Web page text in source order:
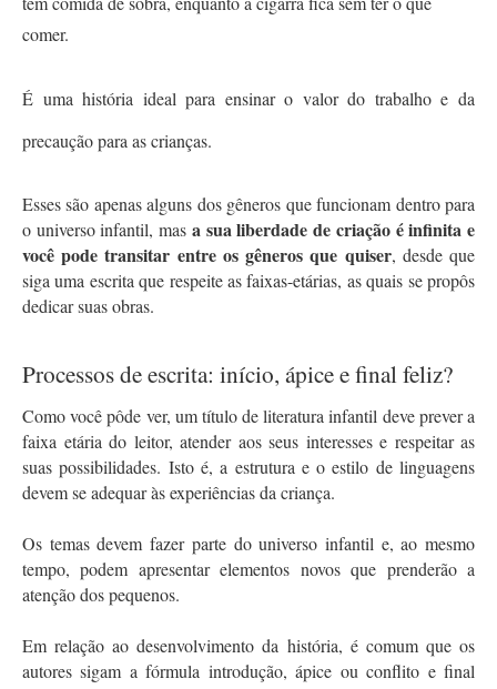
comer.
É uma história ideal para ensinar o valor do trabalho e da
precaução para as crianças.
Esses são apenas alguns dos gêneros que funcionam dentro para
o universo infantil, mas a sua liberdade de criação é infinita e
você pode transitar entre os gêneros que quiser, desde que
siga uma escrita que respeite as faixas-etárias, as quais se propôs
dedicar suas obras.
Processos de escrita: início, ápice e final feliz?
Como você pôde ver, um título de literatura infantil deve prever a
faixa etária do leitor, atender aos seus interesses e respeitar as
suas possibilidades. Isto é, a estrutura e o estilo de linguagens
devem se adequar às experiências da criança.
Os temas devem fazer parte do universo infantil e, ao mesmo
tempo, podem apresentar elementos novos que prenderão a
atenção dos pequenos.
Em relação ao desenvolvimento da história, é comum que os
autores sigam a fórmula introdução, ápice ou conflito e final